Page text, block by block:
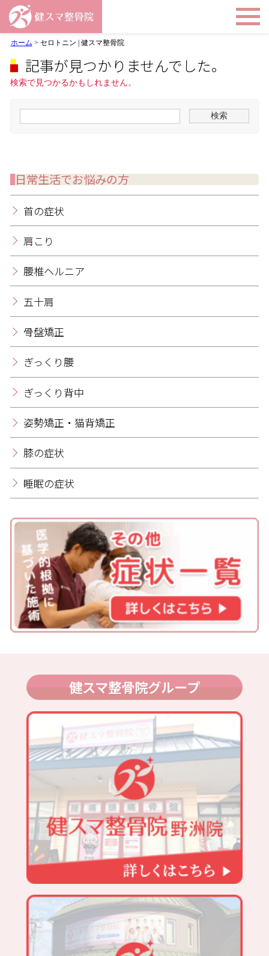
ホーム > セロトニン | 健スマ整骨院
記事が見つかりませんでした。
検索で見つかるかもしれません。
日常生活でお悩みの方
首の症状
肩こり
腰椎ヘルニア
五十肩
骨盤矯正
ぎっくり腰
ぎっくり背中
姿勢矯正・猫背矯正
膝の症状
睡眠の症状
健スマ整骨院グループ